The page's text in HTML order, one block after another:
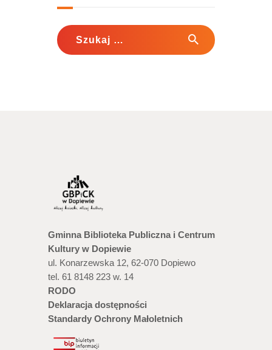
Szukaj:
Gminna Biblioteka Publiczna i Centrum
Kultury w Dopiewie
ul. Konarzewska 12, 62-070 Dopiewo
tel. 61 8148 223 w. 14
RODO
Deklaracja dostępności
Standardy Ochrony Małoletnich